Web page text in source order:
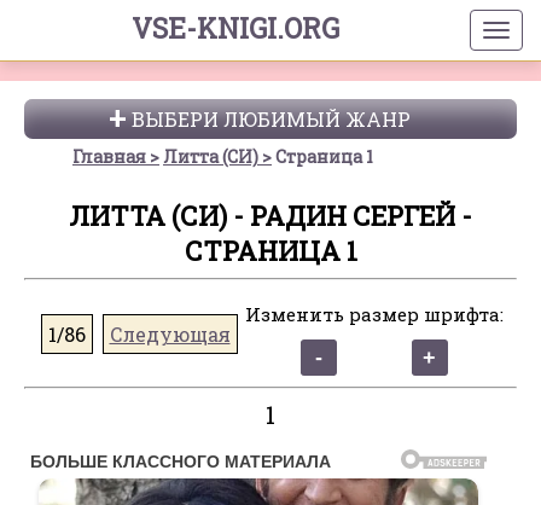
VSE-KNIGI.ORG
ВЫБЕРИ ЛЮБИМЫЙ ЖАНР
Главная Литта (СИ) Страница 1
ЛИТТА (СИ) - РАДИН СЕРГЕЙ -
СТРАНИЦА 1
1/86 Следующая
Изменить размер шрифта:
1